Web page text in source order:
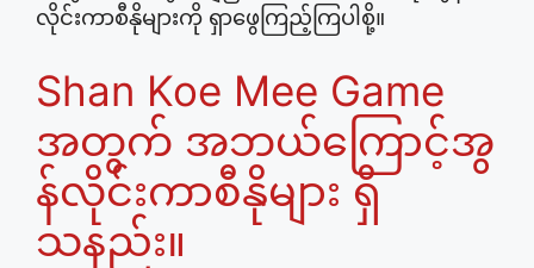
လိုင်းကာစီနိုများကို ရှာဖွေကြည့်ကြပါစို့။
Shan Koe Mee Game
အတွက် အဘယ်ကြောင့်အွ
န်လိုင်းကာစီနိုများ ရှိ
သနည်း။